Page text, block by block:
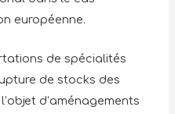
européenne.
de spécialités
de stocks des
d’aménagements